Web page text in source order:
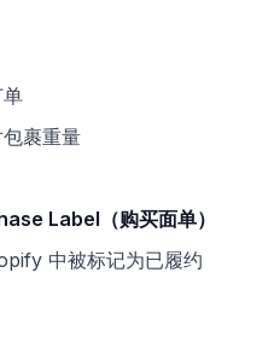
裹重量
Label（购买面单）
中被标记为已履约